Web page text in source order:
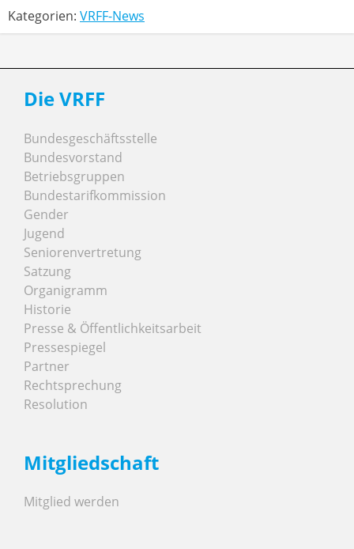
Kategorien: VRFF-News
Die VRFF
Bundesgeschäftsstelle
Bundesvorstand
Betriebsgruppen
Bundestarifkommission
Gender
Jugend
Seniorenvertretung
Satzung
Organigramm
Historie
Presse & Öffentlichkeitsarbeit
Pressespiegel
Partner
Rechtsprechung
Resolution
Mitgliedschaft
Mitglied werden